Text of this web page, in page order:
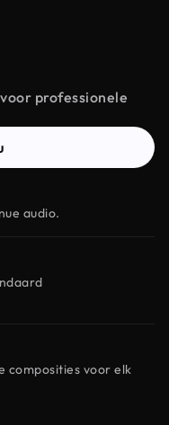
professionele
audio.
composities voor elk